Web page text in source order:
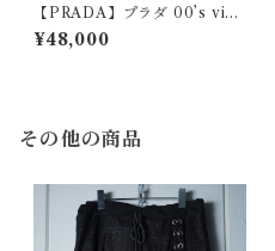
【PRADA】プラダ 00’s vint
age VITELLO SHINE レザ
ーハンドバッグ dark green
¥48,000
その他の商品